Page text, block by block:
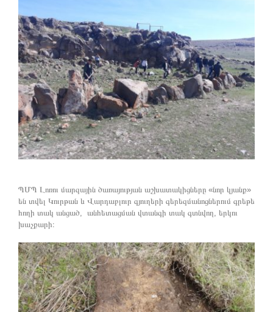
ՊՄՊ Լոռու մարզային ծառայության աշխատակիցները «նոր կյանք»
են տվել Կուրթան և Վարդաբլուր գյուղերի գերեզմանոցներում գրեթե
հողի տակ անցած, անհետացման վտանգի տակ գտնվող, երկու
խաչքարի։